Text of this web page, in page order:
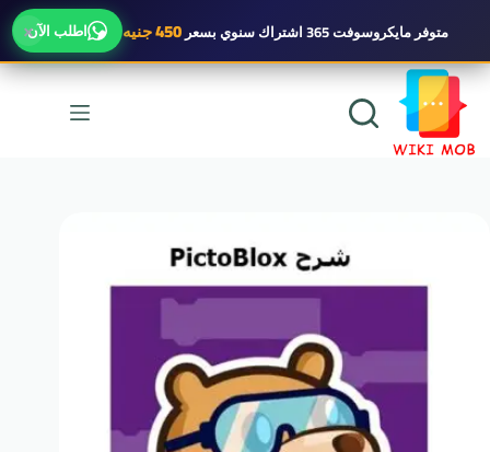
× متوفرمايكروسوفت 365 اشتراك سنوي بسعر450 جنيه اطلب الآن
التجاوز
المحتوى